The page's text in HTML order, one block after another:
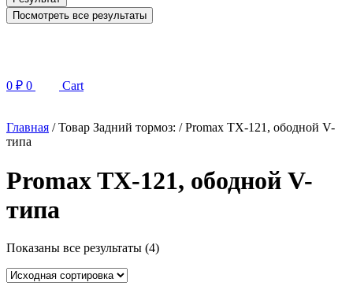
Посмотреть все результаты
0 ₽ 0 Cart
Главная / Товар Задний тормоз: / Promax TX-121, ободной V-
типа
Promax TX-121, ободной V-
типа
Показаны все результаты (4)